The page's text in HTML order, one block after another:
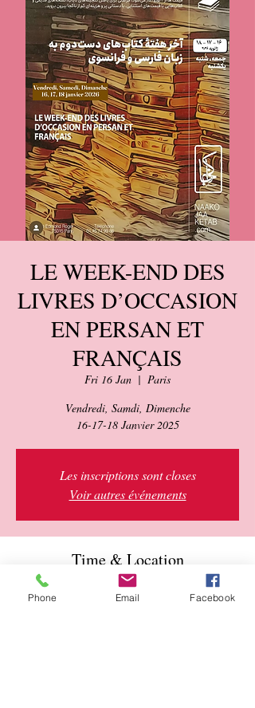
LE WEEK-END DES
LIVRES D’OCCASION
EN PERSAN ET
FRANÇAIS
Fri 16 Jan
  |
Paris
Vendredi, Samdi, Dimenche
16-17-18 Janvier 2025
Les inscriptions sont closes
Voir autres événements
Time & Location
16 Jan 2026, 11:00 – 18 Jan 2026, 20:00
Paris, 11 Rue Edmond Roger, 75015 Paris,
Phone Email Facebook